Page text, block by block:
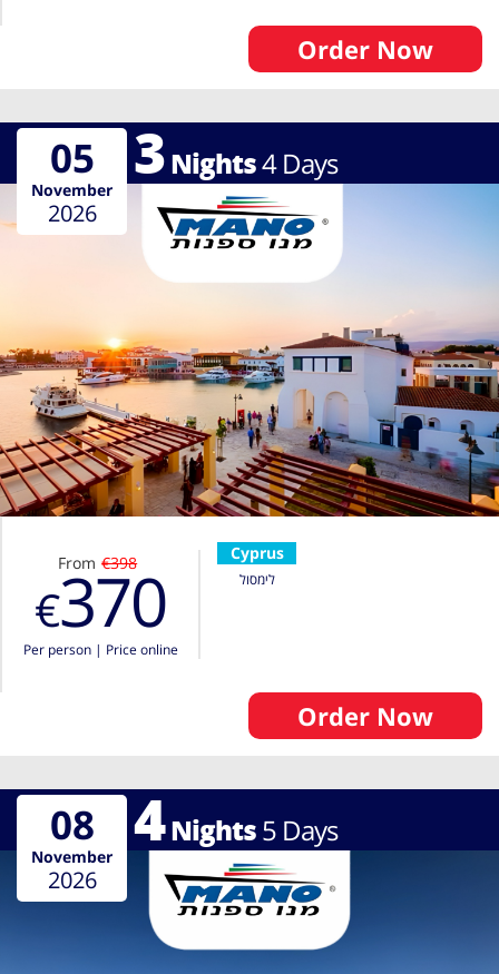
Order Now
3Nights4Days
05
November
2026
Cyprus
לימסול
From €398
€370
Per person| Price online
Order Now
4Nights5 Days
08
November
2026